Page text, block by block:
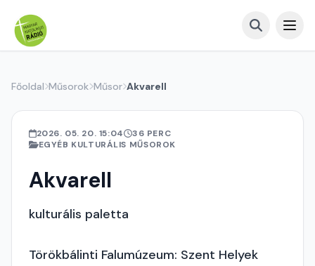
Főoldal Műsorok Műsor Akvarell
2026. 05. 20. 15:04
36 PERC
EGYÉB KULTURÁLIS MŰSOROK
Akvarell
kulturális paletta
Törökbálinti Falumúzeum: Szent Helyek